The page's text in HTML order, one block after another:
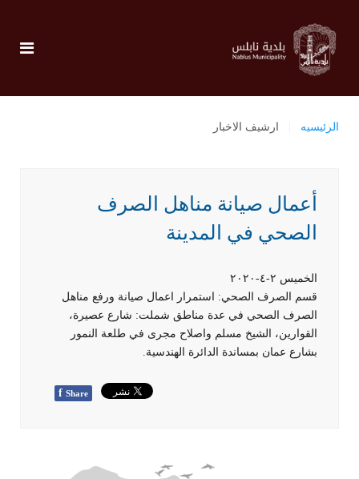
الرئيسيه ارشيف الاخبار
أعمال صيانة مناهل الصرف
الصحي في المدينة
الخميس ٢-٤-٢٠٢٠
قسم الصرف الصحي: استمرار اعمال صيانة ورفع مناهل
الصرف الصحي في عدة مناطق شملت: شارع عصيرة،
القوارين، الشيخ مسلم واصلاح مجرى في طلعة النمور
بشارع عمان بمساندة الدائرة الهندسية.
f Share